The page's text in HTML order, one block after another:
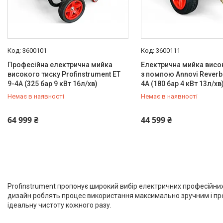
Аксесуари для мийок високого
Інструменти PDR
Автохімчистка, детейлінг
Компресори та комплектуючі
Фарбування авто
Фени для зварювання ПВХ
оздоблення стін
Устаткування для
3600101
Професійна електрична мийка
високого тиску Profinstrument ET
9-4A (325 бар 9 кВт 16л/хв)
Немає в наявності
64 999 ₴
+380 (66) 933-92-56
3600111
Електрична мийка
з помпою Annovi
4A (180 бар 4 кВт 13л/хв)
Немає в наявності
44 599 ₴
+380 (66) 933-92-56
Profinstrument пропонує широкий вибір електричних професійних
дизайн роблять процес використання максимально зручним і
ідеальну чистоту кожного разу.